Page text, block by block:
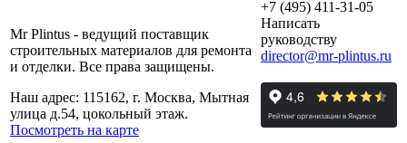
Mr Plintus - ведущий поставщик
строительных материалов для ремонта
и отделки. Все права защищены.
Наш адрес: 115162, г. Москва, Мытная
улица д.54, цокольный этаж.
Посмотреть на карте
+7 (495) 411-31-05
Написать
руководству
director@mr-plintus.ru